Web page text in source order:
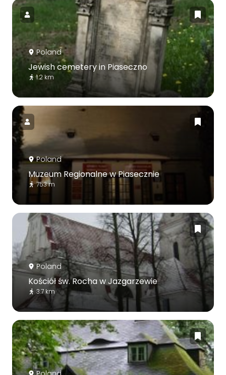
Poland
Jewish cemetery in Piaseczno
1.2 km
Poland
Muzeum Regionalne w Piasecznie
753 m
Poland
Kościół św. Rocha w Jazgarzewie
3.7 km